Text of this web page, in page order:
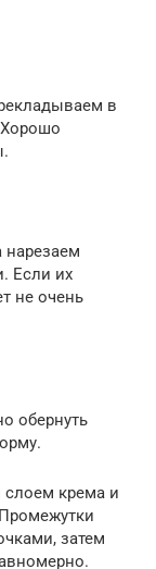
в
нарезаем
Если их
не очень
обернуть
слоем крема и
затем